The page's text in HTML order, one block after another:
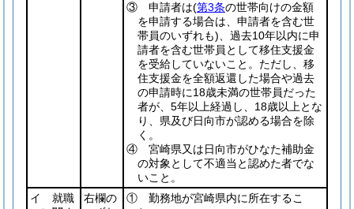
③ 申請者は(第3条の世帯向けの金額
を申請する場合は、申請者を含む世
帯員のいずれも) 、過去10年以内に申
請者を含む世帯員として移住支援金
を受給していないこと。ただし、移
住支援金を全額返還した場合や過去
の申請時に18歳未満の世帯員だった
者が、5年以上経過し、18歳以上とな
り、県及び日向市が認める場合を除
く。
④ 宮崎県又は日向市がひなた補助金
の対象として不適当と認めた者でな
いこと。
イ 就職
右欄の
① 勤務地が宮崎県内に所在するこ